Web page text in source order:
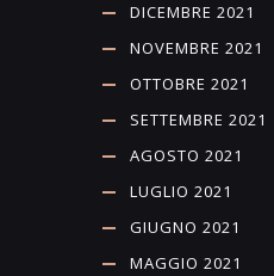
DICEMBRE 2021
NOVEMBRE 2021
OTTOBRE 2021
SETTEMBRE 2021
AGOSTO 2021
LUGLIO 2021
GIUGNO 2021
MAGGIO 2021